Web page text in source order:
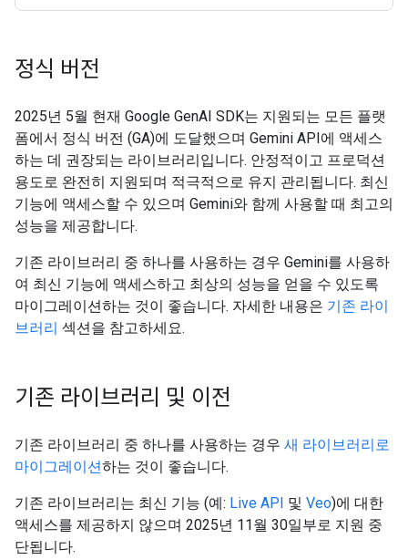
정식 버전
2025년 5월 현재 Google GenAI SDK는 지원되는 모든 플랫
폼에서 정식 버전 (GA)에 도달했으며 Gemini API에 액세스
하는 데 권장되는 라이브러리입니다. 안정적이고 프로덕션
용도로 완전히 지원되며 적극적으로 유지 관리됩니다. 최신
기능에 액세스할 수 있으며 Gemini와 함께 사용할 때 최고의
성능을 제공합니다.
기존 라이브러리 중 하나를 사용하는 경우 Gemini를 사용하
여 최신 기능에 액세스하고 최상의 성능을 얻을 수 있도록
마이그레이션하는 것이 좋습니다. 자세한 내용은 기존 라이
브러리 섹션을 참고하세요.
기존 라이브러리 및 이전
기존 라이브러리 중 하나를 사용하는 경우 새 라이브러리로
마이그레이션하는 것이 좋습니다.
기존 라이브러리는 최신 기능 (예: Live API 및 Veo)에 대한
액세스를 제공하지 않으며 2025년 11월 30일부로 지원 중
단됩니다.